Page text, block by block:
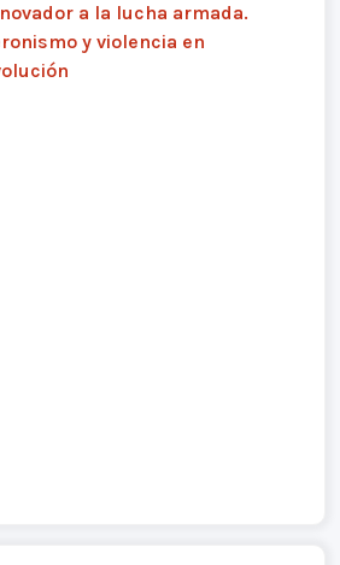
a la lucha armada.
y violencia en